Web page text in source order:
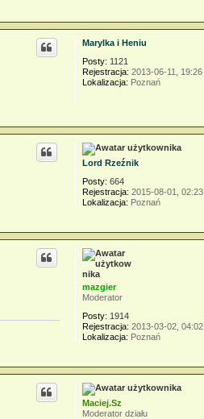
r
o
Marylka i Heniu
Posty: 1121
Rejestracja: 2013-06-11, 19:26
Lokalizacja: Poznań
Lord Rzeźnik
Posty: 664
Rejestracja: 2015-08-01, 02:23
Lokalizacja: Poznań
mazgier
Moderator
Posty: 1914
Rejestracja: 2013-03-02, 04:02
Lokalizacja: Poznań
Maciej.Sz
Moderator działu